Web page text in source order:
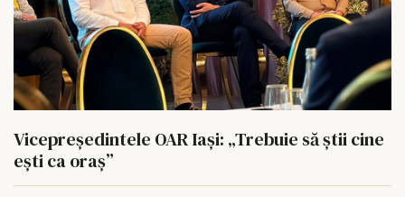
Vicepreședintele OAR Iași: „Trebuie să știi cine
ești ca oraș”